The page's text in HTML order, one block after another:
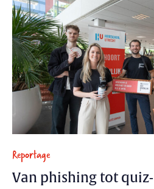
Reportage
Van phishing tot